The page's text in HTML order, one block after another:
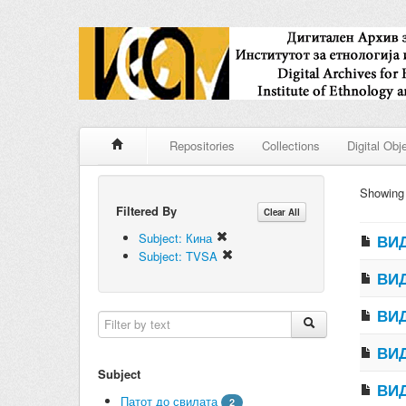
Repositories Collections Digital
Filtered By Clear All
Subject: Кина
Subject: TVSA
Subject
Патот до свилата
2